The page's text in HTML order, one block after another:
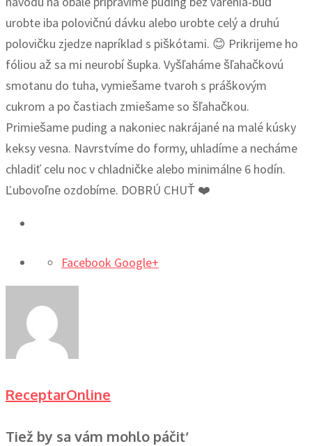
urobte iba polovičnú dávku alebo urobte celý a druhú
polovičku zjedze napríklad s piškótami. 😊 Prikrijeme ho
fóliou až sa mi neurobí šupka. Vyšľaháme šľahačkovú
smotanu do tuha, vymiešame tvaroh s práškovým
cukrom a po častiach zmiešame so šľahačkou.
Primiešame puding a nakoniec nakrájané na malé kúsky
keksy vesna. Navrstvíme do formy, uhladíme a necháme
chladiť celu noc v chladničke alebo minimálne 6 hodín.
Ľubovoľne ozdobíme. DOBRÚ CHUŤ ❤️
Facebook Google+
ReceptarOnline
Tiež by sa vám mohlo páčiť